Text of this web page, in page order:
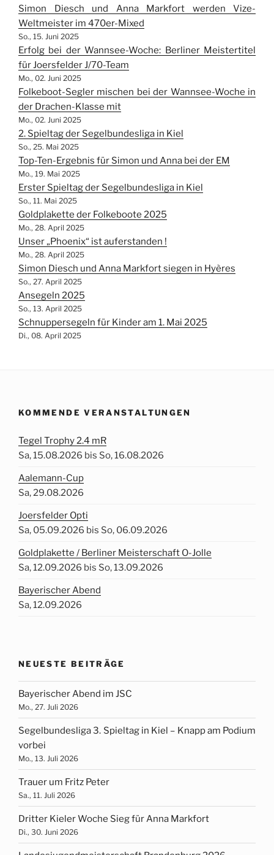
Simon Diesch und Anna Markfort werden Vize-
Weltmeister im 470er-Mixed
So., 15. Juni 2025
Erfolg bei der Wannsee-Woche: Berliner Meistertitel
für Joersfelder J/70-Team
Mo., 02. Juni 2025
Folkeboot-Segler mischen bei der Wannsee-Woche in
der Drachen-Klasse mit
Mo., 02. Juni 2025
2. Spieltag der Segelbundesliga in Kiel
So., 25. Mai 2025
Top-Ten-Ergebnis für Simon und Anna bei der EM
Mo., 19. Mai 2025
Erster Spieltag der Segelbundesliga in Kiel
So., 11. Mai 2025
Goldplakette der Folkeboote 2025
Mo., 28. April 2025
Unser „Phoenix“ ist auferstanden !
Mo., 28. April 2025
Simon Diesch und Anna Markfort siegen in Hyères
So., 27. April 2025
Ansegeln 2025
So., 13. April 2025
Schnuppersegeln für Kinder am 1. Mai 2025
Di., 08. April 2025
KOMMENDE VERANSTALTUNGEN
Tegel Trophy 2.4 mR
Sa, 15.08.2026 bis So, 16.08.2026
Aalemann-Cup
Sa, 29.08.2026
Joersfelder Opti
Sa, 05.09.2026 bis So, 06.09.2026
Goldplakette / Berliner Meisterschaft O-Jolle
Sa, 12.09.2026 bis So, 13.09.2026
Bayerischer Abend
Sa, 12.09.2026
NEUESTE BEITRÄGE
Bayerischer Abend im JSC
Mo., 27. Juli 2026
Segelbundesliga 3. Spieltag in Kiel – Knapp am Podium
vorbei
Mo., 13. Juli 2026
Trauer um Fritz Peter
Sa., 11. Juli 2026
Dritter Kieler Woche Sieg für Anna Markfort
Di., 30. Juni 2026